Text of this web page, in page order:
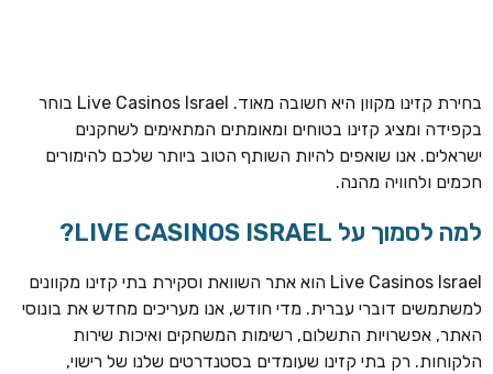
בחירת קזינו מקוון היא חשובה מאוד. Live Casinos Israel בוחר
בקפידה ומציג קזינו בטוחים ומאומתים המתאימים לשחקנים
ישראלים. אנו שואפים להיות השותף הטוב ביותר שלכם להימורים
חכמים ולחוויה מהנה.
למה לסמוך על LIVE CASINOS ISRAEL?
Live Casinos Israel הוא אתר השוואת וסקירת בתי קזינו מקוונים
למשתמשים דוברי עברית. מדי חודש, אנו מעריכים מחדש את בונוסי
האתר, אפשרויות התשלום, רשימות המשחקים ואיכות שירות
הלקוחות. רק בתי קזינו שעומדים בסטנדרטים שלנו של רישוי,